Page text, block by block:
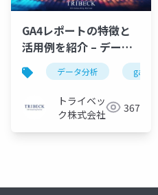
GA4レポートの特徴と
活用例を紹介 – データ
分析にお困りの方、必
見！–
データ分析 ga4
トライベッ
ク株式会社
367